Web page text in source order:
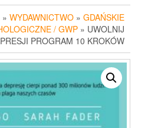
» WYDAWNICTWO » GDAŃSKIE
/ GWP » UWOLNIJ
PROGRAM 10 KROKÓW